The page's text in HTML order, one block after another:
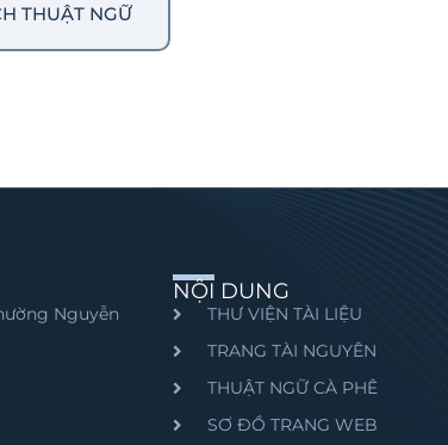
THUẬT NGỮ
Nguyễn
NỘI DUNG
THƯ VIỆN TÀI LIỆU
TRANG TÀI NGUYÊN
THUẬT NGỮ CÀ PHÊ
SƠ ĐỒ TRANG WEB